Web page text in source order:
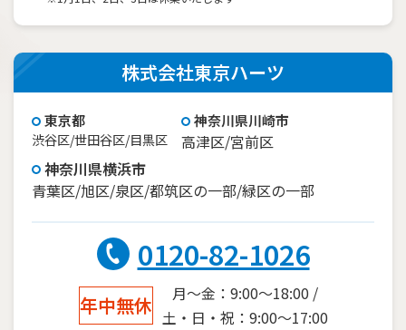
株式会社東京ハーツ
東京都
渋谷区/世田谷区/目黒区
神奈川県川崎市
高津区/宮前区
神奈川県横浜市
青葉区/旭区/泉区/都筑区の一部/緑区の一部
0120-82-1026
年中無休
月～金：9:00～18:00 /
土・日・祝：9:00～17:00